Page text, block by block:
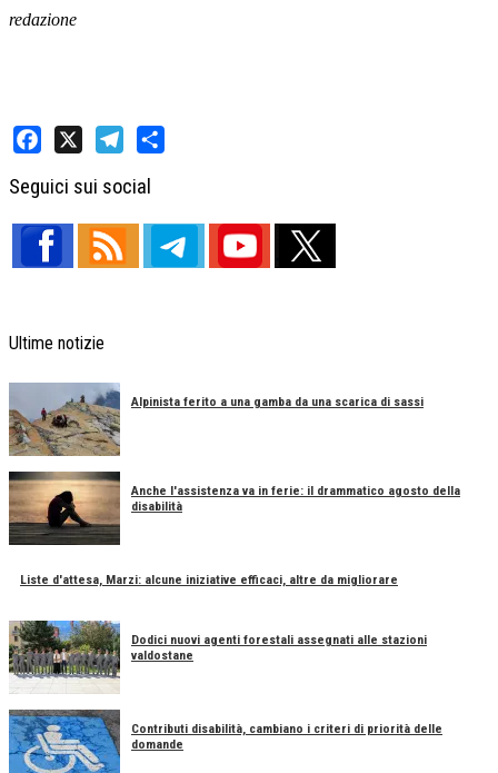
redazione
Seguici sui social
Ultime notizie
Alpinista ferito a una gamba da una scarica di sassi
Anche l'assistenza va in ferie: il drammatico agosto della
disabilità
Liste d'attesa, Marzi: alcune iniziative efficaci, altre da migliorare
Dodici nuovi agenti forestali assegnati alle stazioni
valdostane
Contributi disabilità, cambiano i criteri di priorità delle
domande